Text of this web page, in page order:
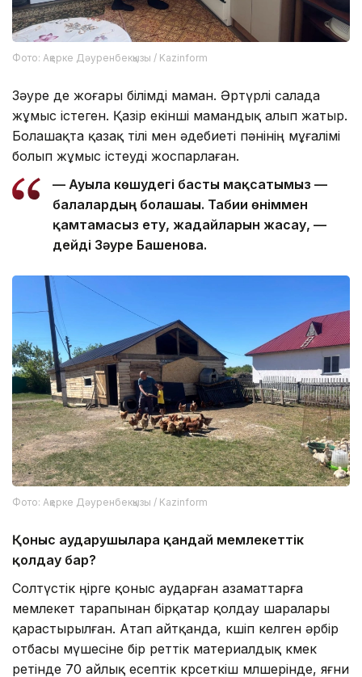
Фото: Ақерке Дәуренбекқызы / Kazinform
Зәуре де жоғары білімді маман. Әртүрлі салада
жұмыс істеген. Қазір екінші мамандық алып жатыр.
Болашақта қазақ тілі мен әдебиеті пәнінің мұғалімі
болып жұмыс істеуді жоспарлаған.
— Ауылға көшудегі басты мақсатымыз —
балалардың болашағы. Табиғи өніммен
қамтамасыз ету, жағдайларын жасау, —
дейді Зәуре Башенова.
Фото: Ақерке Дәуренбекқызы / Kazinform
Қоныс аударушыларға қандай мемлекеттік
қолдау бар?
Солтүстік өңірге қоныс аударған азаматтарға
мемлекет тарапынан бірқатар қолдау шаралары
қарастырылған. Атап айтқанда, көшіп келген әрбір
отбасы мүшесіне бір реттік материалдық көмек
ретінде 70 айлық есептік көрсеткіш мөлшерінде, яғни